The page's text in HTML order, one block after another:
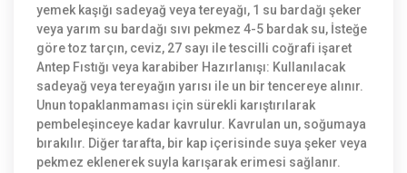
yemek kaşığı sadeyağ veya tereyağı, 1 su bardağı şeker
veya yarım su bardağı sıvı pekmez 4-5 bardak su, İsteğe
göre toz tarçın, ceviz, 27 sayı ile tescilli coğrafi işaret
Antep Fıstığı veya karabiber Hazırlanışı: Kullanılacak
sadeyağ veya tereyağın yarısı ile un bir tencereye alınır.
Unun topaklanmaması için sürekli karıştırılarak
pembeleşinceye kadar kavrulur. Kavrulan un, soğumaya
bırakılır. Diğer tarafta, bir kap içerisinde suya şeker veya
pekmez eklenerek suyla karışarak erimesi sağlanır.